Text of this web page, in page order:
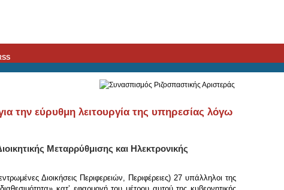
την εύρυθμη λειτουργία της υπηρεσίας λόγω
Μεταρρύθμισης και Ηλεκτρονικής
Διοικήσεις Περιφερειών, Περιφέρειες) 27 υπάλληλοι της